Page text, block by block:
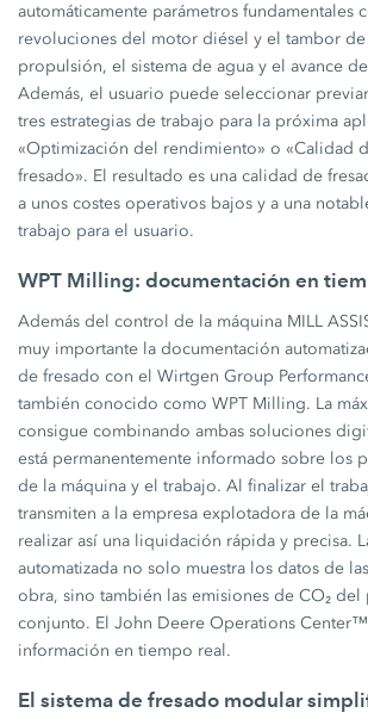
automáticamente parámetros fundamentales
revoluciones del motor diésel y el tambor
propulsión, el sistema de agua y el avance
Además, el usuario puede seleccionar
tres estrategias de trabajo para la próxima
«Optimización del rendimiento» o «Calidad
fresado». El resultado es una calidad de
a unos costes operativos bajos y a una
trabajo para el usuario.
WPT Milling: documentación en
Además del control de la máquina MILL
muy importante la documentación
de fresado con el Wirtgen Group
también conocido como WPT Milling. La
consigue combinando ambas soluciones
está permanentemente informado sobre los
de la máquina y el trabajo. Al finalizar el
transmiten a la empresa explotadora de la
realizar así una liquidación rápida y precisa.
automatizada no solo muestra los datos de
obra, sino también las emisiones de CO₂ del
conjunto. El John Deere Operations
información en tiempo real.
El sistema de fresado modular